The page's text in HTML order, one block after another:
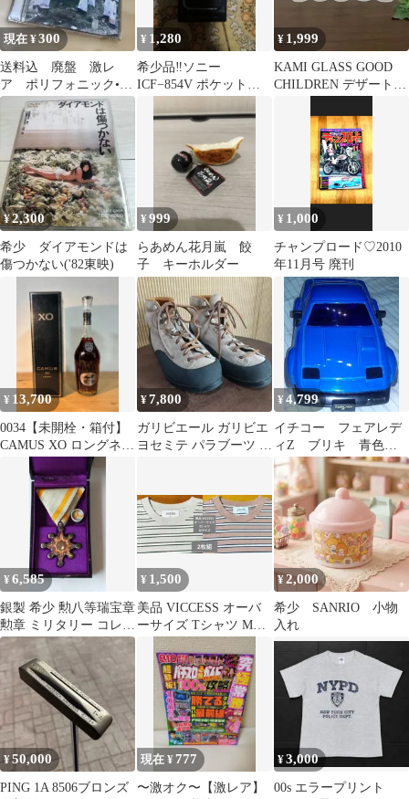
現在 ¥300
送料込 廃盤 激レ
ア ポリフォニック•ス
プリー ファースト
2002年 輸入盤
¥ 1,280
希少品‼️ソニー
ICF−854V ポケットラ
ジオ完動品‼️ 昭和レト
¥ 1,999
KAMI GLASS GOOD
CHILDREN デザート
¥2,300
希少 ダイアモンドは
傷つかない('82東映)
¥999
らあめん花月嵐 餃
子 キーホルダー
¥ 1,000
チャンプロード♡2010
年11月号 廃刊
¥ 13,700
0034【未開栓・箱付】
CAMUS XO ロングネッ
ク 0.7L
¥7,800
ガリビエール ガリビエ
ヨセミテ パラブーツ フ
¥4,799
イチコー フェアレデ
ィZ ブリキ 青色ブ
ルー 超希少色 中
古 レトロ
¥6,585
銀製 希少 勲八等瑞宝章
勲章 ミリタリー コレク
ション 旧日本軍 美品
です。
¥ 1,500
美品 VICCESS オーバ
ーサイズ Tシャツ Mサ
イズ 2枚組
¥2,000
希少 SANRIO 小物
入れ
¥50,000
PING 1A 8506ブロンズ
現在 ¥ 777
〜激オク〜【激レア】
¥3,000
00s エラープリント